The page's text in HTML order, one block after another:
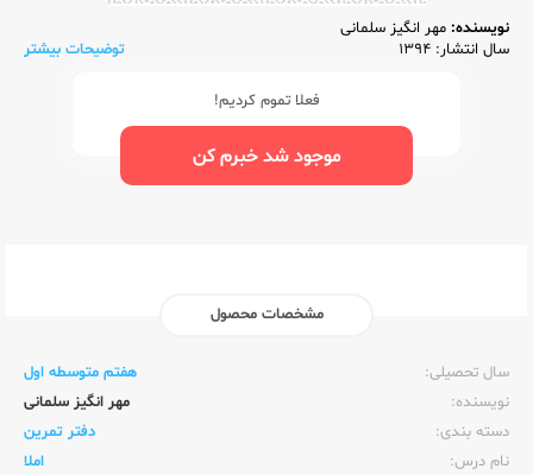
نویسنده: مهر انگیز سلمانی
سال انتشار: 1394
توضیحات بیشتر
فعلا تموم کردیم!
موجود شد خبرم کن
مشخصات محصول
سال تحصیلی:‌
هفتم متوسطه اول
نویسنده:‌
مهر انگیز سلمانی
دسته بندی:
دفتر تمرین
نام درس:
املا